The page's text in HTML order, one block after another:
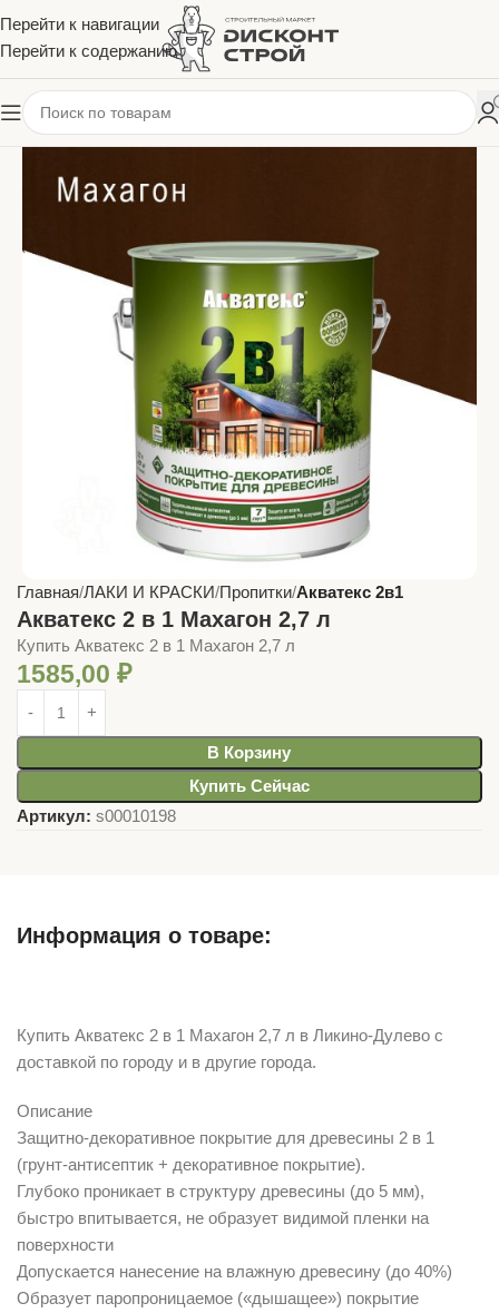
Перейти к навигации
Перейти к содержанию
Главная ЛАКИ И КРАСКИ Пропитки Акватекс 2в1
Акватекс 2 в 1 Махагон 2,7 л
Купить Акватекс 2 в 1 Махагон 2,7 л
1585,00 ₽
В Корзину
Купить Сейчас
Артикул: s00010198
Информация о товаре:
Купить Акватекс 2 в 1 Махагон 2,7 л в Ликино-Дулево с
доставкой по городу и в другие города.
Описание
Защитно-декоративное покрытие для древесины 2 в 1
(грунт-антисептик + декоративное покрытие).
Глубоко проникает в структуру древесины (до 5 мм),
быстро впитывается, не образует видимой пленки на
поверхности
Допускается нанесение на влажную древесину (до 40%)
Образует паропроницаемое («дышащее») покрытие